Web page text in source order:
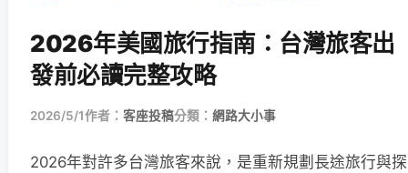
2026年美國旅行指南：台灣旅客出
發前必讀完整攻略
2026/5/1作者： 客座投稿分類： 網路大小事
2026年對許多台灣旅客來說，是重新規劃長途旅行與探